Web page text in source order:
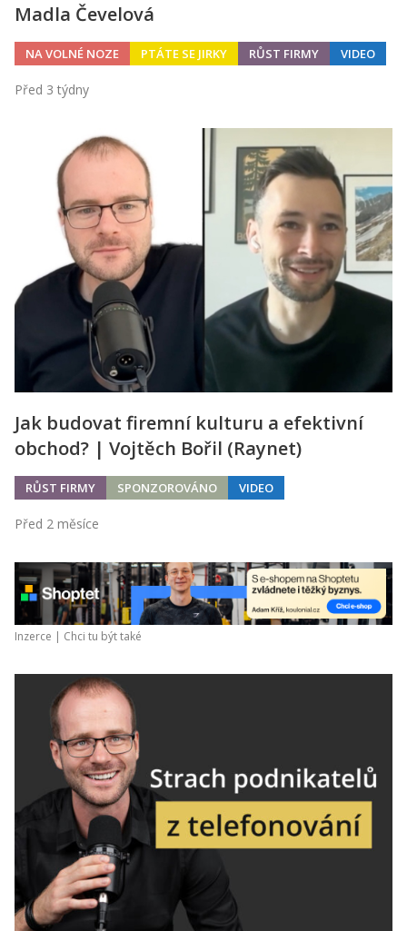
Madla Čevelová
NA VOLNÉ NOZE PTÁTE SE JIRKY RŮST FIRMY VIDEO
Před 3 týdny
Jak budovat firemní kulturu a efektivní
obchod? | Vojtěch Bořil (Raynet)
RŮST FIRMY SPONZOROVÁNO VIDEO
Před 2 měsíce
Inzerce | Chci tu být také